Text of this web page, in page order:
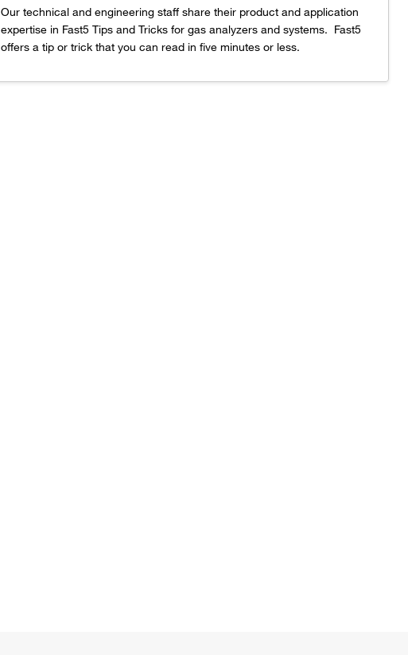
Our technical and engineering staff share their product and application
expertise in Fast5 Tips and Tricks for gas analyzers and systems. Fast5
offers a tip or trick that you can read in five minutes or less.